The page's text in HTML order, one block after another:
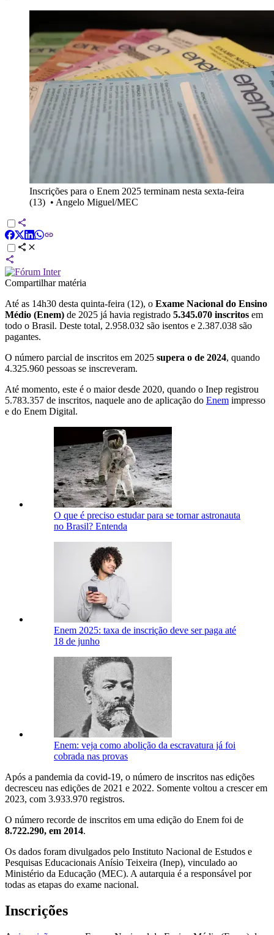
Inscrições para o Enem 2025 terminam nesta sexta-feira
(13) • Angelo Miguel/MEC
Compartilhar matéria
Até as 14h30 desta quinta-feira (12), o Exame Nacional do Ensino
Médio (Enem) de 2025 já havia registrado 5.345.070 inscritos em
todo o Brasil. Deste total, 2.958.032 são isentos e 2.387.038 são
pagantes.
O número parcial de inscritos em 2025 supera o de 2024, quando
4.325.960 pessoas se inscreveram.
Até momento, este é o maior desde 2020, quando o Inep registrou
5.783.357 de inscritos, naquele ano de aplicação do Enem impresso
e do Enem Digital.
O que é preciso estudar para se tornar astronauta
no Brasil? Entenda
Enem 2025: taxa de inscrição deve ser paga até
18 de junho
Enem: veja como abolição da escravatura já foi
cobrada nas provas
Após a pandemia da covid-19, o número de inscritos nas edições
decresceu nas edições de 2021 e 2022. Somente voltou a crescer em
2023, com 3.933.970 registros.
O número recorde de inscritos em uma edição do Enem foi de
8.722.290, em 2014.
Os dados foram divulgados pelo Instituto Nacional de Estudos e
Pesquisas Educacionais Anísio Teixeira (Inep), vinculado ao
Ministério da Educação (MEC). A autarquia é a responsável por
todas as etapas do exame nacional.
Inscrições